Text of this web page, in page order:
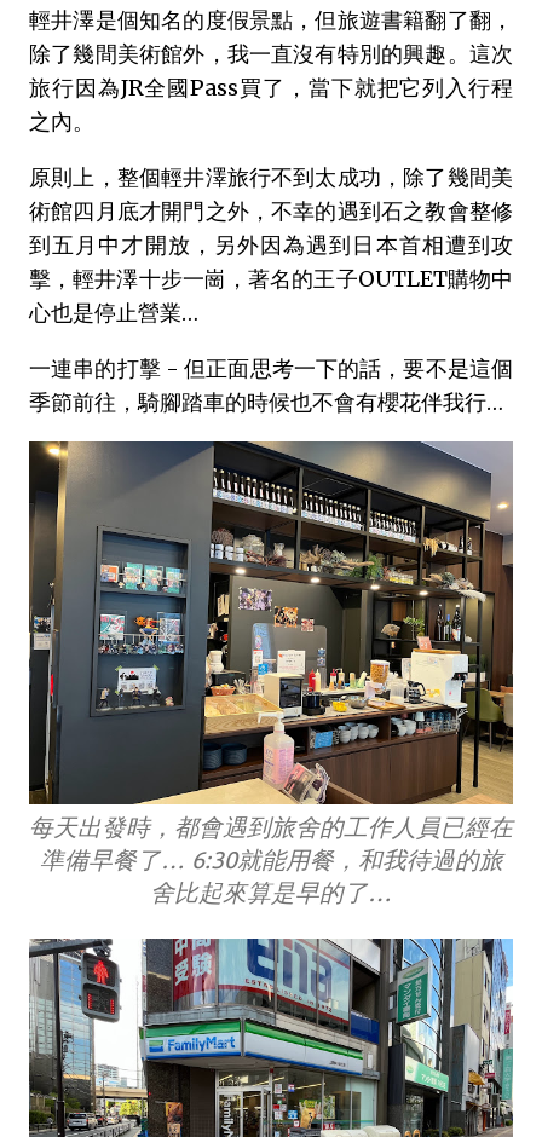
輕井澤是個知名的度假景點，但旅遊書籍翻了翻，
除了幾間美術館外，我一直沒有特別的興趣。這次
旅行因為JR全國Pass買了，當下就把它列入行程
之內。
原則上，整個輕井澤旅行不到太成功，除了幾間美
術館四月底才開門之外，不幸的遇到石之教會整修
到五月中才開放，另外因為遇到日本首相遭到攻
擊，輕井澤十步一崗，著名的王子OUTLET購物中
心也是停止營業…
一連串的打擊 - 但正面思考一下的話，要不是這個
季節前往，騎腳踏車的時候也不會有櫻花伴我行…
每天出發時，都會遇到旅舍的工作人員已經在
準備早餐了… 6:30就能用餐，和我待過的旅
舍比起來算是早的了…